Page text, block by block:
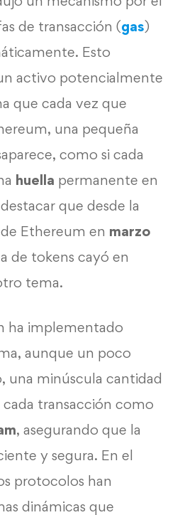
de transacción (gas)
Esto
activo potencialmente
que cada vez que
una pequeña
como si cada
huella permanente en
que desde la
Ethereum en marzo
de tokens cayó en
tema.
ha implementado
aunque un poco
una minúscula cantidad
cada transacción como
, asegurando que la
y segura. En el
protocolos han
dinámicas que